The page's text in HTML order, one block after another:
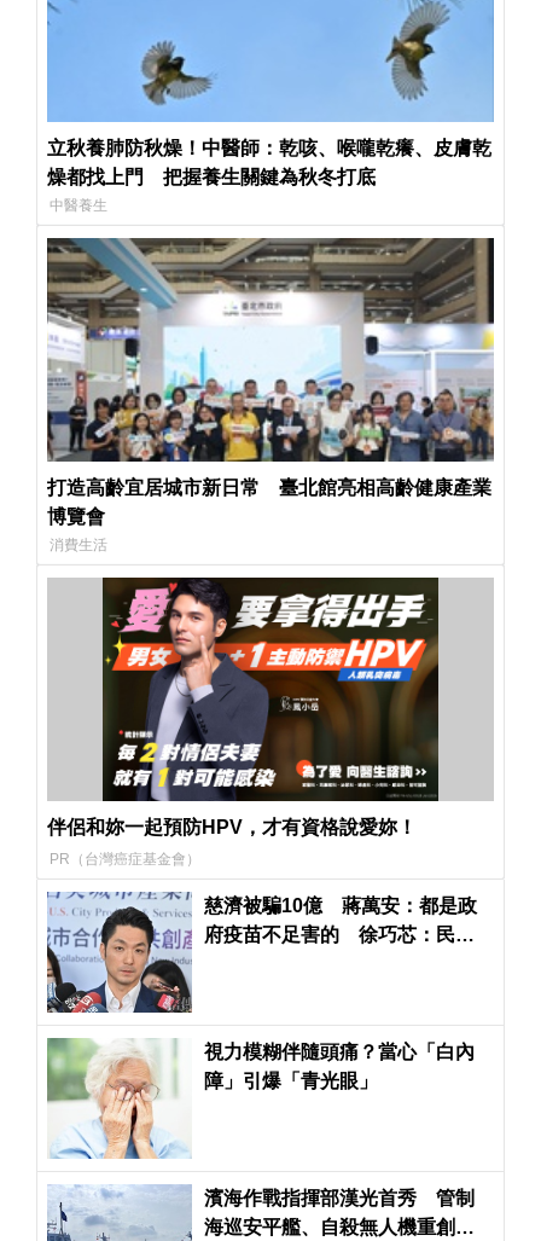
立秋養肺防秋燥！中醫師：乾咳、喉嚨乾癢、皮膚乾
燥都找上門 把握養生關鍵為秋冬打底
中醫養生
打造高齡宜居城市新日常 臺北館亮相高齡健康產業
博覽會
消費生活
伴侶和妳一起預防HPV，才有資格說愛妳！
PR（台灣癌症基金會）
慈濟被騙10億 蔣萬安：都是政
府疫苗不足害的 徐巧芯：民進
視力模糊伴隨頭痛？當心「白內
障」引爆「青光眼」
濱海作戰指揮部漢光首秀 管制
海巡安平艦、自殺無人機重創共